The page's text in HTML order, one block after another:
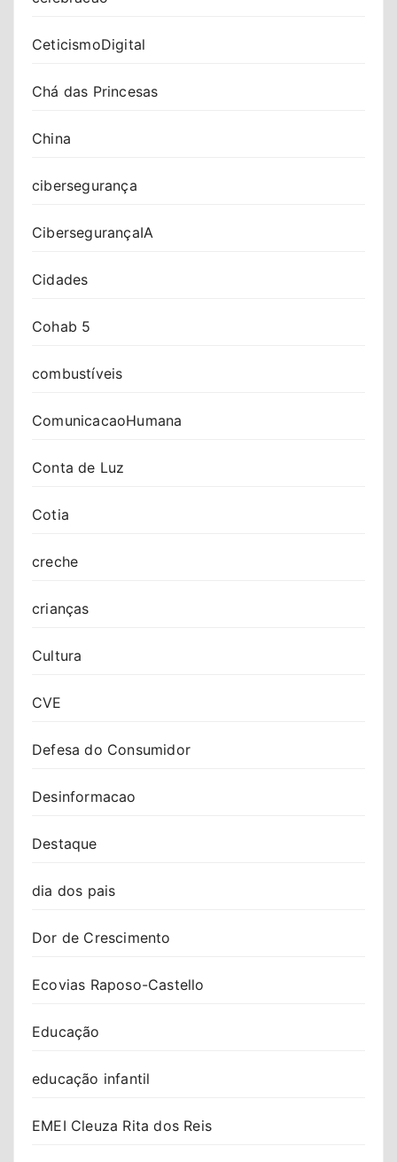
CeticismoDigital
Chá das Princesas
China
cibersegurança
CibersegurançaIA
Cidades
Cohab 5
combustíveis
ComunicacaoHumana
Conta de Luz
Cotia
creche
crianças
Cultura
CVE
Defesa do Consumidor
Desinformacao
Destaque
dia dos pais
Dor de Crescimento
Ecovias Raposo-Castello
Educação
educação infantil
EMEI Cleuza Rita dos Reis